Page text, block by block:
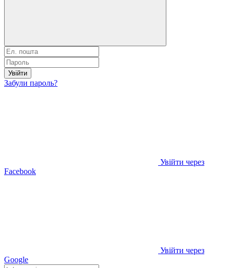
Увійти
Забули пароль?
Увійти через
Facebook
Увійти через
Google